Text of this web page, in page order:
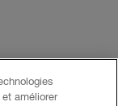
améliorer